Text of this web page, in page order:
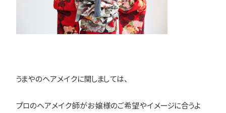
うまやのヘアメイクに関しましては、
プロのヘアメイク師がお嬢様のご希望やイメージに合うよ